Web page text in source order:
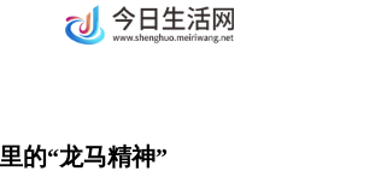
的“龙马精神”